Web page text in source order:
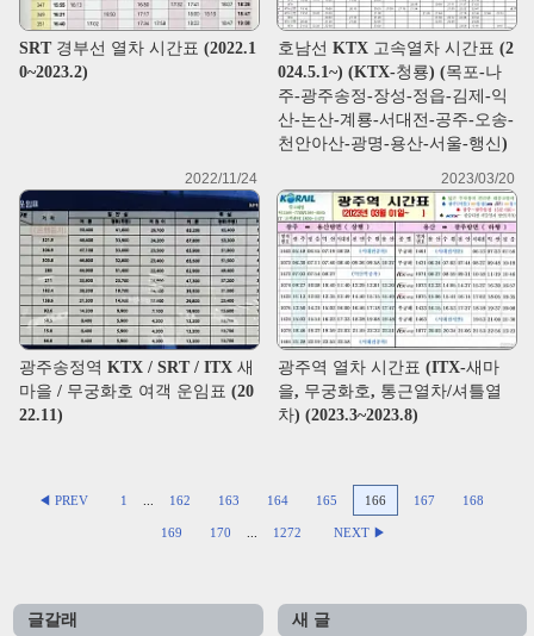
SRT 경부선 열차 시간표 (2022.1
0~2023.2)
호남선 KTX 고속열차 시간표 (2
024.5.1~) (KTX-청룡) (목포-나
주-광주송정-장성-정읍-김제-익
산-논산-계룡-서대전-공주-오송-
천안아산-광명-용산-서울-행신)
2022/11/24
광주송정역 KTX / SRT / ITX 새
마을 / 무궁화호 여객 운임표 (20
22.11)
2023/03/20
광주역 열차 시간표 (ITX-새마
을, 무궁화호, 통근열차/셔틀열
차) (2023.3~2023.8)
◀ PREV 1 162 163 164 165 166 167 168
169 170 1272 NEXT ▶
글갈래
새 글